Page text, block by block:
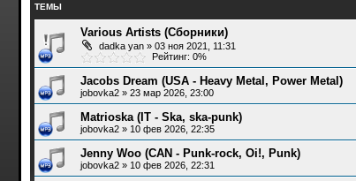
ТЕМЫ
Various Artists (Сборники)
dadka yan» 03 ноя 2021, 11:31
Рейтинг: 0%
Jacobs Dream (USA - Heavy Metal, Power Metal)
jobovka2» 23 мар 2026, 23:00
Matrioska (IT - Ska, ska-punk)
jobovka2» 10 фев 2026, 22:35
Jenny Woo (CAN - Punk-rock, Oi!, Punk)
jobovka2» 10 фев 2026, 22:31